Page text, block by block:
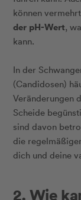
können
der pH-Wert,
kann.
In der
(Candidosen)
Veränderungen
Scheide
sind davon
die
dich und deine
2. Wie